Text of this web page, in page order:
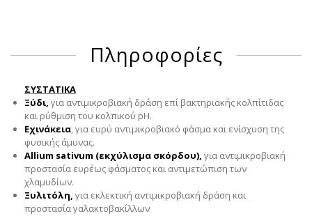
Πληροφορίες
ΣΥΣΤΑΤΙΚΑ
Ξύδι, για αντιμικροβιακή δράση επί βακτηριακής κολπίτιδας
και ρύθμιση του κολπικού pH.
Εχινάκεια, για ευρύ αντιμικροβιακό φάσμα και ενίσχυση της
φυσικής άμυνας.
Allium sativum (εκχύλισμα σκόρδου), για αντιμικροβιακή
προστασία ευρέως φάσματος και αντιμετώπιση των
χλαμυδίων.
Ξυλιτόλη, για εκλεκτική αντιμικροβιακή δράση και
προστασία γαλακτοβακίλλων